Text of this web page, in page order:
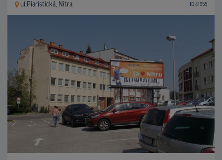
ul.Piaristická, Nitra ID 41955